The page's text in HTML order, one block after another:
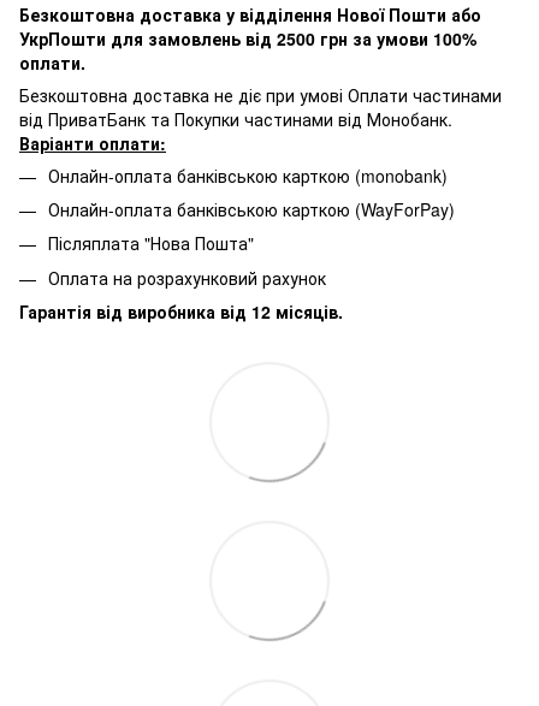
Безкоштовна доставка у відділення Нової Пошти або
УкрПошти для замовлень від 2500 грн за умови 100%
оплати.
Безкоштовна доставка не діє при умові Оплати частинами
від ПриватБанк та Покупки частинами від Монобанк.
Варіанти оплати:
Онлайн-оплата банківською карткою (monobank)
Онлайн-оплата банківською карткою (WayForPay)
Післяплата "Нова Пошта"
Оплата на розрахунковий рахунок
Гарантія від виробника від 12 місяців.